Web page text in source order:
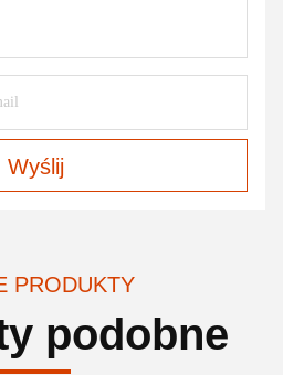
Wyślij
PRODUKTY
podobne